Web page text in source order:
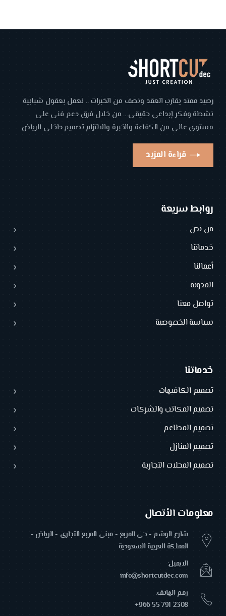
رصيد ممتد يقارب العقد ونصف من الخبرات .. نعمل بعقول شبابية
نشطة وفكر إبداعي حقيقي .. من خلال فرق دعم فنى على
مستوى عالي من الكفاءة والخبرة والالتزام.تصميم داخلي الرياض
قراءة المزيد
روابط سريعة
من نحن
خدماتنا
أعمالنا
المدونة
تواصل معنا
سياسة الخصوصية
خدماتنا
تصميم الكافيهات
تصميم المكاتب والشركات
تصميم المطاعم
تصميم المنازل
تصميم المحلات التجارية
معلومات الأتصال
شارع الوشم - حي المربع - مبني المربع التجاري - الرياض -
المملكة العربية السعودية
الايميل:
info@shortcutdec.com
رقم الهاتف:
+966 55 791 2308